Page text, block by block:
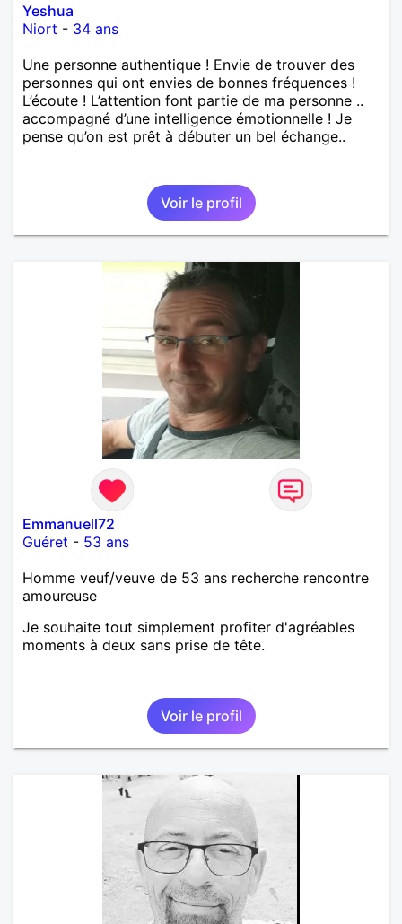
Yeshua
Niort - 34 ans
Une personne authentique ! Envie de trouver des
personnes qui ont envies de bonnes fréquences !
L’écoute ! L’attention font partie de ma personne ..
accompagné d’une intelligence émotionnelle ! Je
pense qu’on est prêt à débuter un bel échange..
Voir le profil
Emmanuell72
Guéret - 53 ans
Homme veuf/veuve de 53 ans recherche rencontre
amoureuse
Je souhaite tout simplement profiter d'agréables
moments à deux sans prise de tête.
Voir le profil